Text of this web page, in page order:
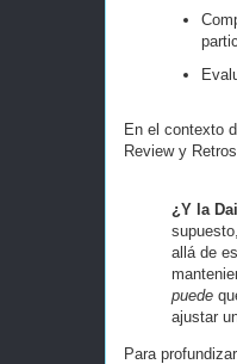
En el contexto
Review y
¿Y la
supuesto,
allá de
puede
ajustar
Para